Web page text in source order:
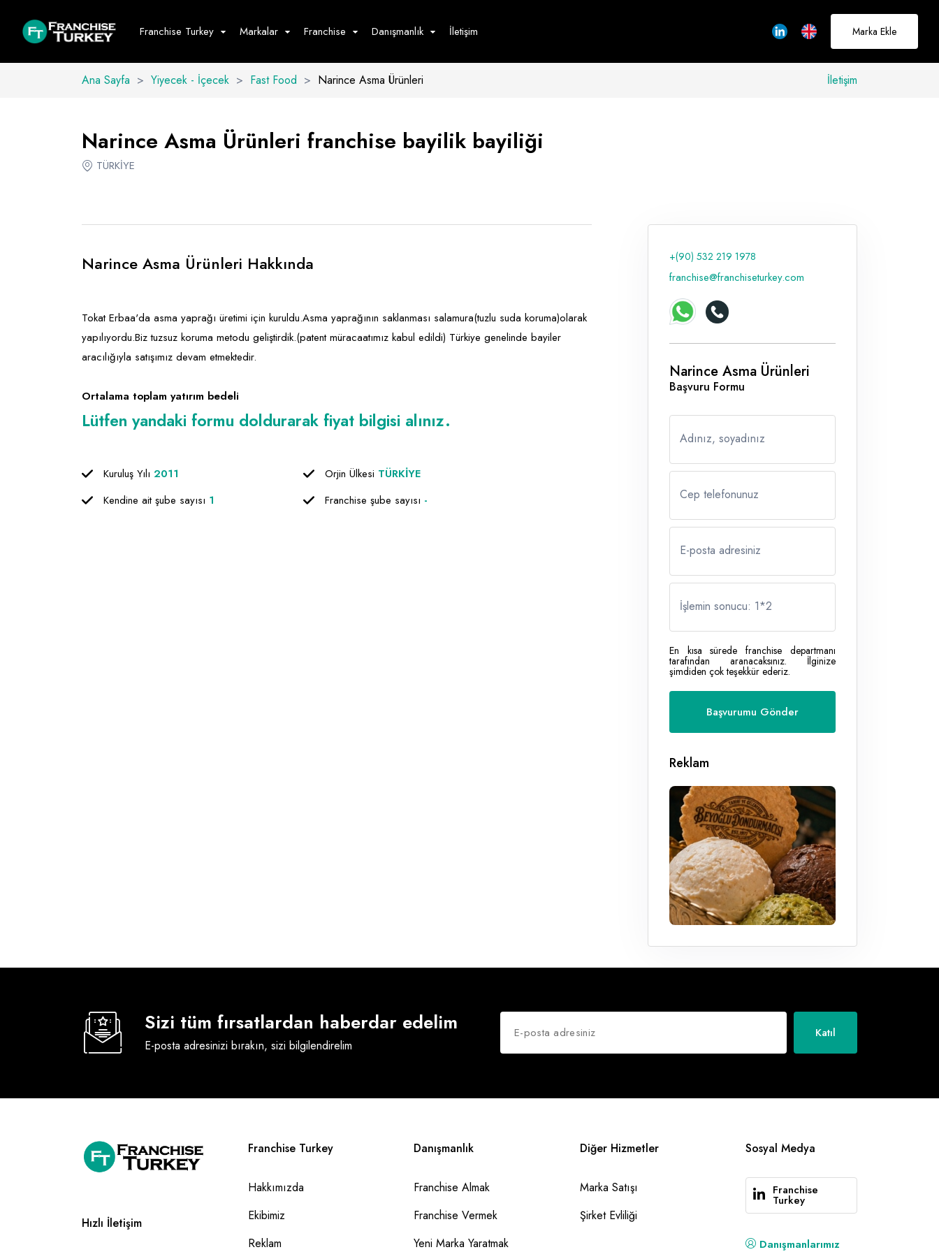
Franchise Turkey Markalar
Yiyecek - İçecek
Hepsini Göster
buradayız
Hakkımızda
Franchise Danışmanlık İletişim Marka Ekle
Ana Sayfa > Yiyecek - İçecek > Fast Food > Narince Asma Ürünleri İletişim
Narince Asma Ürünleri franchise bayilik bayiliği
TÜRKİYE
Narince Asma Ürünleri Hakkında
Tokat Erbaa'da asma yaprağı üretimi için kuruldu.Asma yaprağının saklanması salamura(tuzlu suda koruma)olarak
yapılıyordu.Biz tuzsuz koruma metodu geliştirdik.(patent müracaatımız kabul edildi) Türkiye genelinde bayiler
aracılığıyla satışımız devam etmektedir.
Ortalama toplam yatırım bedeli
Lütfen yandaki formu doldurarak fiyat bilgisi alınız.
Kuruluş Yılı 2011 Orjin Ülkesi TÜRKİYE
Kendine ait şube sayısı 1 Franchise şube sayısı -
+(90) 532 219 1978
franchise@franchiseturkey.com
Narince Asma Ürünleri
Başvuru Formu
Adınız, soyadınız
Cep telefonunuz
E-posta adresiniz
İşlemin sonucu: 1*2
En kısa sürede franchise departmanı
tarafından aranacaksınız. İlginize
şimdiden çok teşekkür ederiz.
Reklam
Sizi tüm fırsatlardan haberdar edelim
E-posta adresinizi bırakın, sizi bilgilendirelim
Katıl
Hızlı İletişim
Franchise Turkey
Hakkımızda
Ekibimiz
Reklam
Danışmanlık
Franchise Almak
Franchise Vermek
Yeni Marka Yaratmak
Diğer Hizmetler
Marka Satışı
Şirket Evliliği
Sosyal Medya
Franchise
Turkey
Danışmanlarımız